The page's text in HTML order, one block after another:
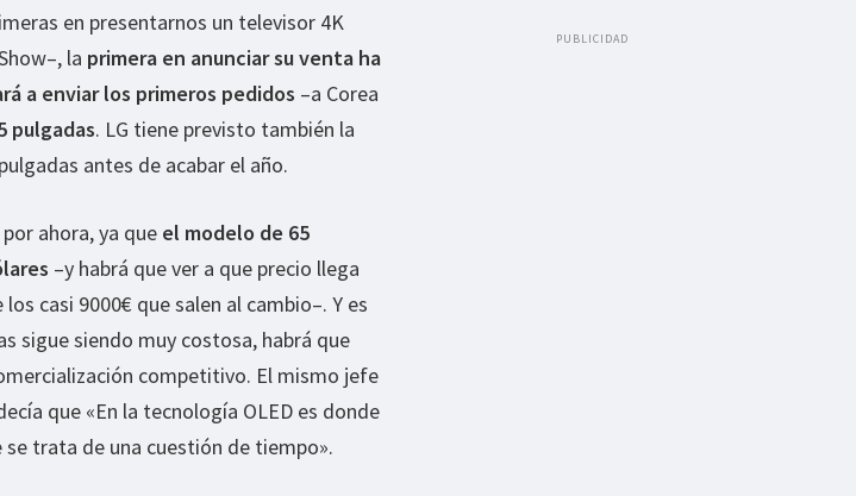
en presentarnos un televisor 4K
la primera en anunciar su venta ha
a enviar los primeros pedidos –a Corea
pulgadas. LG tiene previsto también la
antes de acabar el año.
ahora, ya que el modelo de 65
–y habrá que ver a que precio llega
casi 9000€ que salen al cambio–. Y es
sigue siendo muy costosa, habrá que
competitivo. El mismo jefe
que «En la tecnología OLED es donde
trata de una cuestión de tiempo».
PUBLICIDAD